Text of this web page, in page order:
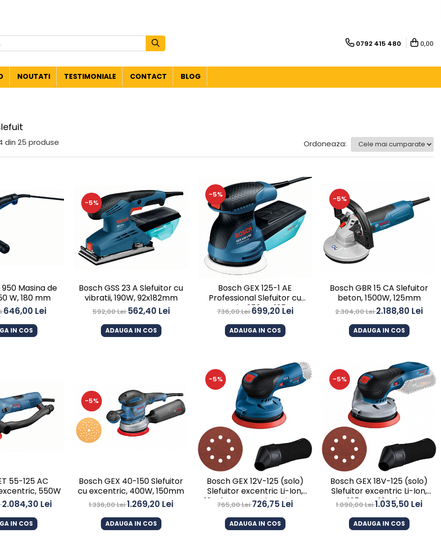
0792 415 480 0,00
NOUTATI TESTIMONIALE CONTACT BLOG
din 25 produse Ordoneaza:
950 Masina de
W, 180 mm
646,00 Lei
IN COS
-5%
Bosch GSS 23 A Slefuitor cu
vibratii, 190W, 92x182mm
592,00 Lei562,40 Lei
ADAUGA IN COS
-5%
Bosch GEX 125-1 AE
Professional Slefuitor cu
excentric, 250 W, 125 mm
736,00 Lei699,20 Lei
ADAUGA IN COS
-5%
Bosch GBR 15 CA Slefuitor
beton, 1500W, 125mm
2.304,00 Lei2.188,80 Lei
ADAUGA IN COS
55-125 AC
550W
2.084,30 Lei
IN COS
-5%
Bosch GEX 40-150 Slefuitor
cu excentric, 400W, 150mm
1.336,00 Lei1.269,20 Lei
ADAUGA IN COS
-5%
Bosch GEX 12V-125 (solo)
Slefuitor excentric Li-Ion,
12V, fara acumulator in set
765,00 Lei726,75 Lei
ADAUGA IN COS
-5%
Bosch GEX 18V-125 (solo)
Slefuitor excentric Li-Ion,
125mm, 18V, fara
acumulator in set
1.090,00 Lei1.035,50 Lei
ADAUGA IN COS